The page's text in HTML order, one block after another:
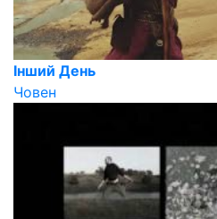
Інший День
Човен